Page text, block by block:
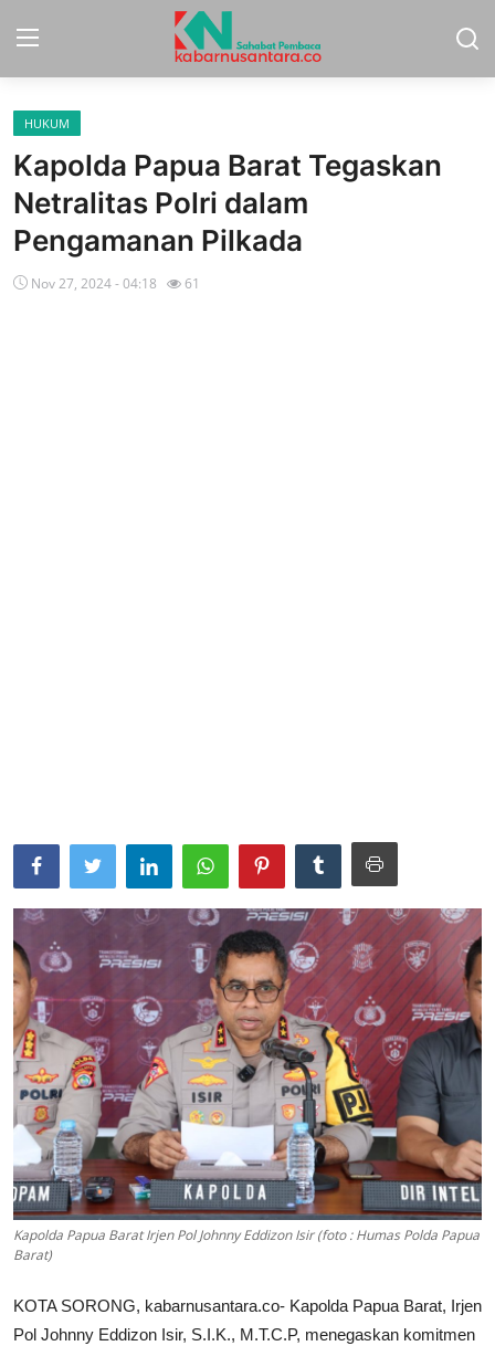
Home
Sport
Nasional
More
HUKUM
Kapolda Papua Barat Tegaskan
Netralitas Polri dalam
Pengamanan Pilkada
Nov 27, 2024 - 04:18 61
Kapolda Papua Barat Irjen Pol Johnny Eddizon Isir (foto : Humas Polda Papua
Barat)
KOTA SORONG, kabarnusantara.co- Kapolda Papua Barat, Irjen
Pol Johnny Eddizon Isir, S.I.K., M.T.C.P, menegaskan komitmen